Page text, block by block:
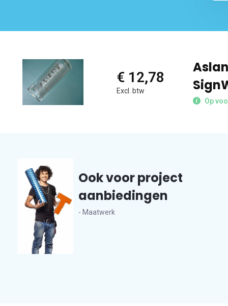
€ 12,78
Excl. btw
Op
Ook voor project
aanbiedingen
- Maatwerk